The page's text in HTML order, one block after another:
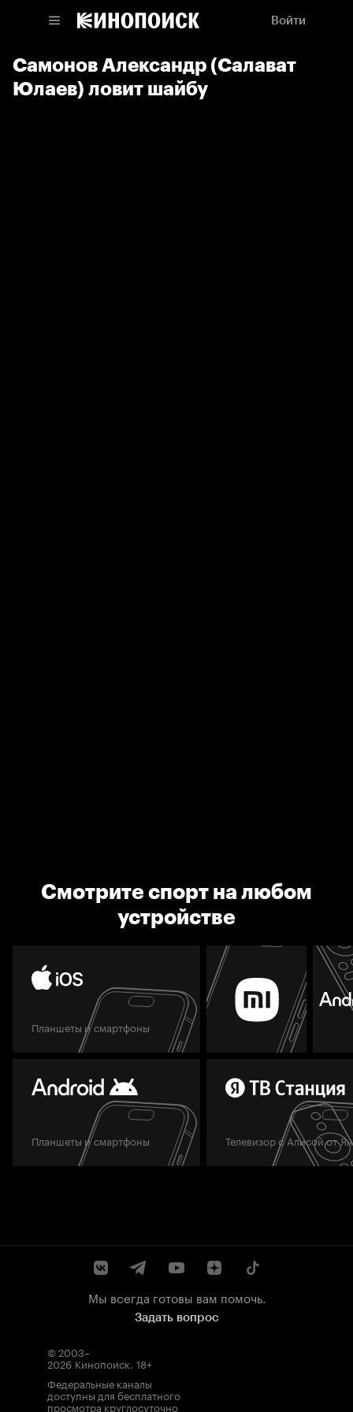
Войти
Самонов Александр (Салават
Юлаев) ловит шайбу
Смотрите спорт на любом
устройстве
Планшеты и смартфоны
Планшеты и смартфоны Телевизор с Алисой от
Мы всегда готовы вам помочь.
Задать вопрос
© 2003–
2026 Кинопоиск. 18+
Федеральные каналы
доступны для бесплатного
просмотра круглосуточно